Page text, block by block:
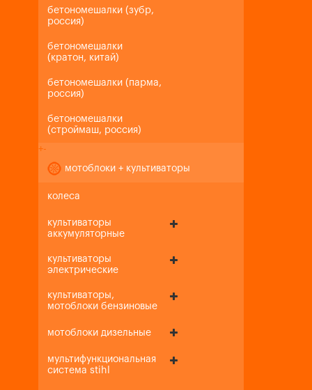
бетономешалки (зубр,
россия)
бетономешалки
(кратон, китай)
бетономешалки (парма,
россия)
бетономешалки
(строймаш, россия)
+-
мотоблоки + культиваторы
колеса
культиваторы
аккумуляторные
культиваторы
электрические
культиваторы,
мотоблоки бензиновые
мотоблоки дизельные
мультифункциональная
система stihl